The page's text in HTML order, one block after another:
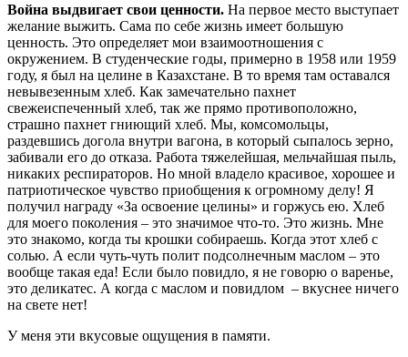
Война выдвигает свои ценности. На первое место выступает
желание выжить. Сама по себе жизнь имеет большую
ценность. Это определяет мои взаимоотношения с
окружением. В студенческие годы, примерно в 1958 или 1959
году, я был на целине в Казахстане. В то время там оставался
невывезенным хлеб. Как замечательно пахнет
свежеиспеченный хлеб, так же прямо противоположно,
страшно пахнет гниющий хлеб. Мы, комсомольцы,
раздевшись догола внутри вагона, в который сыпалось зерно,
забивали его до отказа. Работа тяжелейшая, мельчайшая пыль,
никаких респираторов. Но мной владело красивое, хорошее и
патриотическое чувство приобщения к огромному делу! Я
получил награду «За освоение целины» и горжусь ею. Хлеб
для моего поколения – это значимое что-то. Это жизнь. Мне
это знакомо, когда ты крошки собираешь. Когда этот хлеб с
солью. А если чуть-чуть полит подсолнечным маслом – это
вообще такая еда! Если было повидло, я не говорю о варенье,
это деликатес. А когда с маслом и повидлом – вкуснее ничего
на свете нет!
У меня эти вкусовые ощущения в памяти.